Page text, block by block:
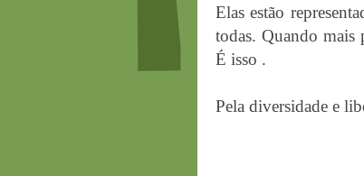
Elas estão
todas. Quando mais
É isso .
Pela diversidade e